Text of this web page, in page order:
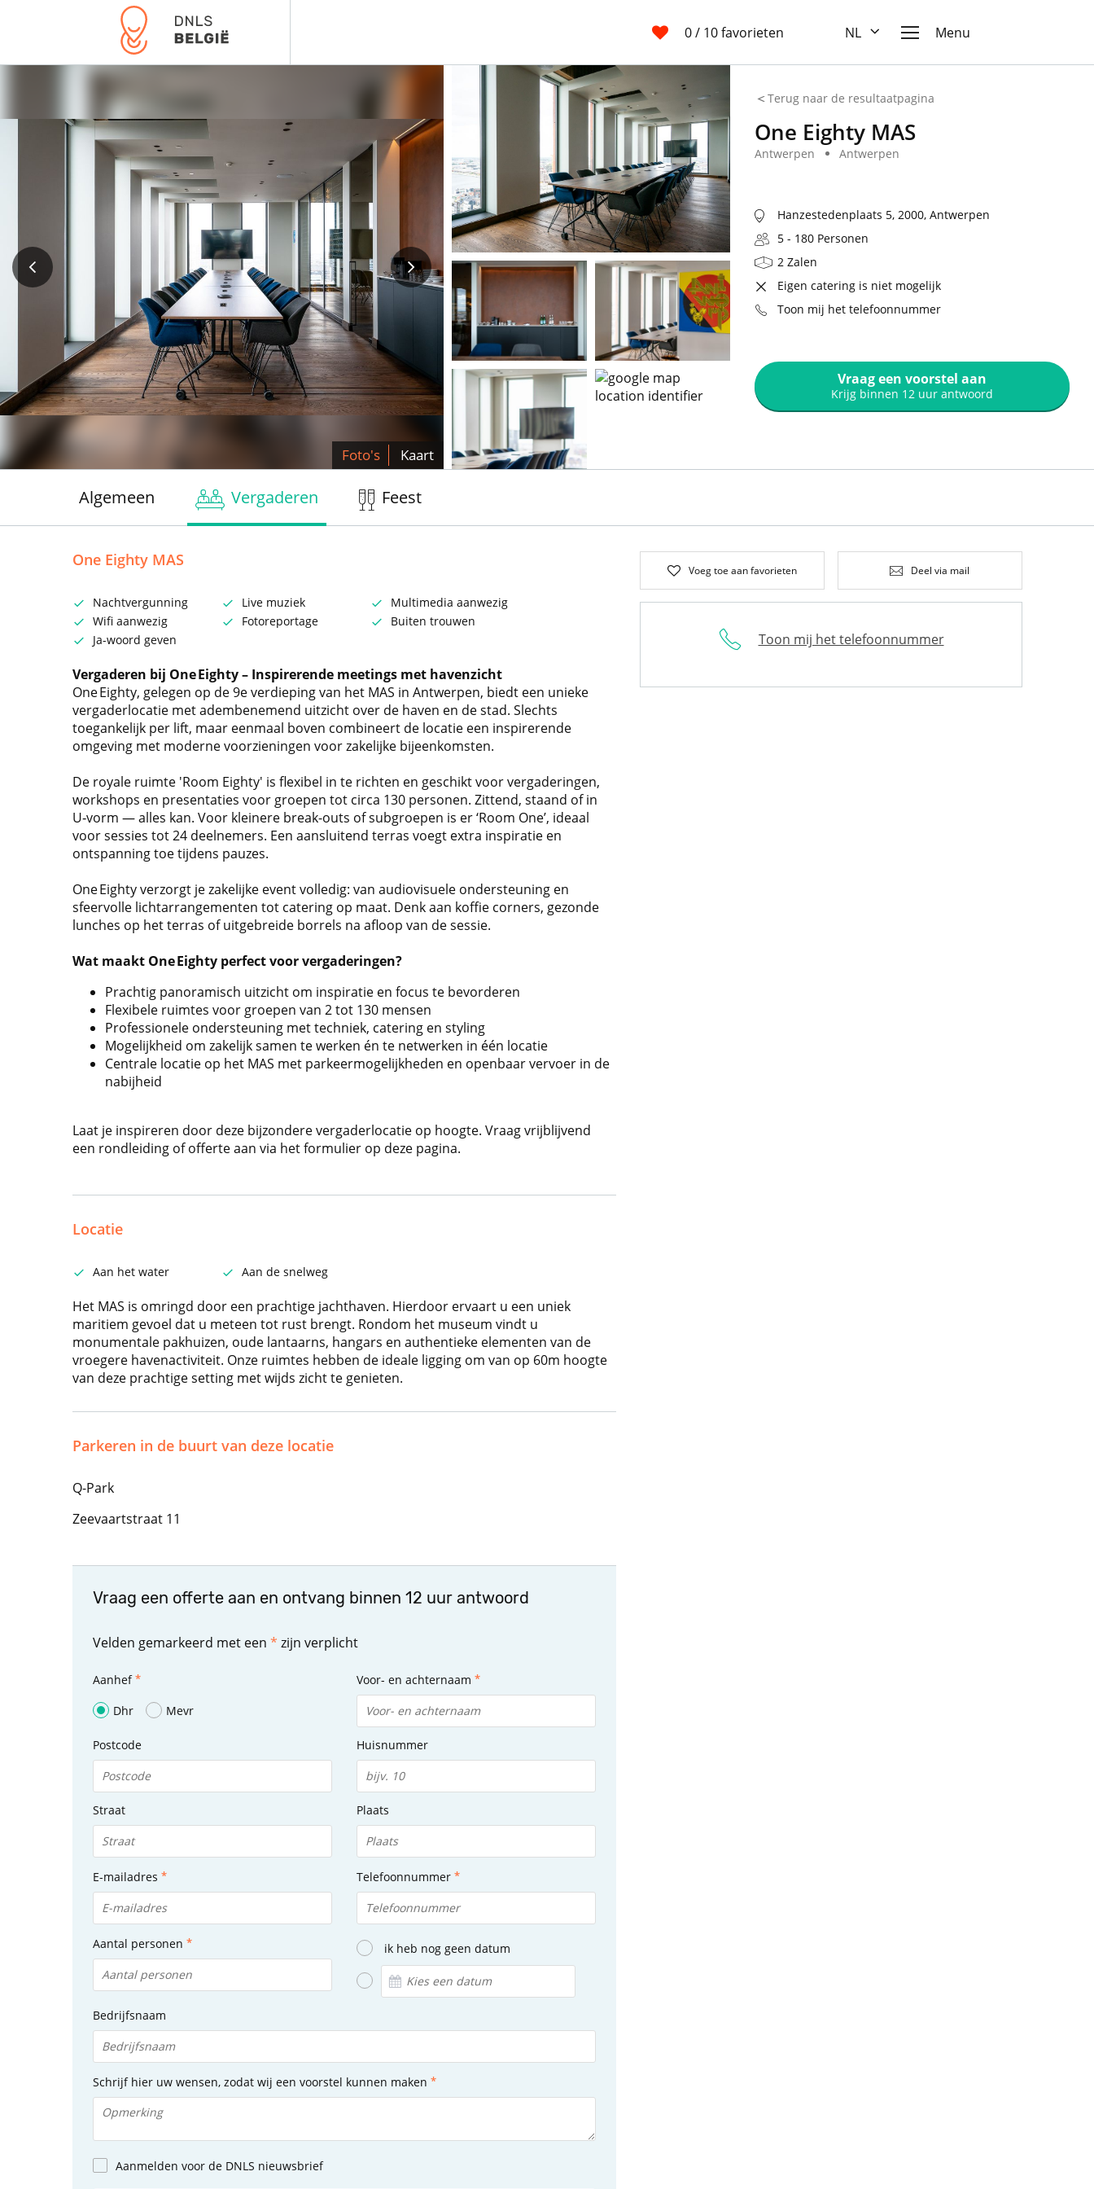
0/ 10 favorieten NL Menu
Foto's Kaart
Terug naar de resultaatpagina
One Eighty MAS
Antwerpen Antwerpen
Hanzestedenplaats 5, 2000, Antwerpen
5 - 180 Personen
2 Zalen
Eigen catering is niet mogelijk
Toon mij het telefoonnummer
Vraag een voorstel aan
Krijg binnen 12 uur antwoord
Algemeen Vergaderen Feest
One Eighty MAS
Nachtvergunning Live muziek
Multimedia aanwezig
Wifi aanwezig
Fotoreportage
Buiten trouwen
Ja-woord geven
Vergaderen bij One Eighty – Inspirerende meetings met havenzicht
One Eighty, gelegen op de 9e verdieping van het MAS in Antwerpen, biedt een unieke
vergaderlocatie met adembenemend uitzicht over de haven en de stad. Slechts
toegankelijk per lift, maar eenmaal boven combineert de locatie een inspirerende
omgeving met moderne voorzieningen voor zakelijke bijeenkomsten.
De royale ruimte 'Room Eighty' is flexibel in te richten en geschikt voor vergaderingen,
workshops en presentaties voor groepen tot circa 130 personen. Zittend, staand of in
U‑vorm — alles kan. Voor kleinere break-outs of subgroepen is er ‘Room One’, ideaal
voor sessies tot 24 deelnemers. Een aansluitend terras voegt extra inspi­ratie en
ontspanning toe tijdens pauzes.
One Eighty verzorgt je zakelijke event volledig: van audiovisuele ondersteuning en
sfeervolle lichtarrangementen tot catering op maat. Denk aan koffie corners, gezonde
lunches op het terras of uitgebreide borrels na afloop van de sessie.
Wat maakt One Eighty perfect voor vergaderingen?
Prachtig panoramisch uitzicht om inspiratie en focus te bevorderen
Flexibele ruimtes voor groepen van 2 tot 130 mensen
Professionele ondersteuning met techniek, catering en styling
Mogelijkheid om zakelijk samen te werken én te netwerken in één locatie
Centrale locatie op het MAS met parkeermogelijkheden en openbaar vervoer in de
nabijheid
Laat je inspireren door deze bijzondere vergaderlocatie op hoogte. Vraag vrijblijvend
een rondleiding of offerte aan via het formulier op deze pagina.
Locatie
Aan het water Aan de snelweg
Het MAS is omringd door een prachtige jachthaven. Hierdoor ervaart u een uniek
maritiem gevoel dat u meteen tot rust brengt. Rondom het museum vindt u
monumentale pakhuizen, oude lantaarns, hangars en authentieke elementen van de
vroegere havenactiviteit. Onze ruimtes hebben de ideale ligging om van op 60m hoogte
van deze prachtige setting met wijds zicht te genieten.
Parkeren in de buurt van deze locatie
Q-Park
Zeevaartstraat 11
Vraag een offerte aan en ontvang binnen 12 uur antwoord
Velden gemarkeerd met een * zijn verplicht
Aanhef
Dhr
Mevr
Voor- en achternaam
Postcode Huisnummer
Straat Plaats
E-mailadres Telefoonnummer
Aantal personen ik heb nog geen datum
Bedrijfsnaam
Schrijf hier uw wensen, zodat wij een voorstel kunnen maken
Aanmelden voor de DNLS nieuwsbrief
Voeg toe aan favorieten Deel via mail
Toon mij het telefoonnummer